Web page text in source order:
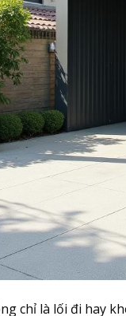
chỉ là lối đi hay